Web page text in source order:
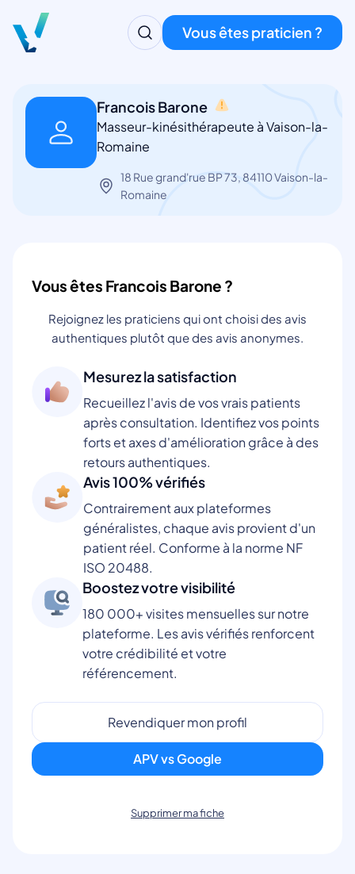
Vous êtes praticien ?
Francois Barone
Masseur-kinésithérapeute à Vaison-la-
Romaine
18 Rue grand'rue BP 73, 84110 Vaison-la-
Romaine
Vous êtes Francois Barone ?
Rejoignez les praticiens qui ont choisi des avis
authentiques plutôt que des avis anonymes.
Mesurez la satisfaction
Recueillez l'avis de vos vrais patients
après consultation. Identifiez vos points
forts et axes d'amélioration grâce à des
retours authentiques.
Avis 100% vérifiés
Contrairement aux plateformes
généralistes, chaque avis provient d'un
patient réel. Conforme à la norme NF
ISO 20488.
Boostez votre visibilité
180 000+ visites mensuelles sur notre
plateforme. Les avis vérifiés renforcent
votre crédibilité et votre
référencement.
Revendiquer mon profil
APV vs Google
Supprimer ma fiche